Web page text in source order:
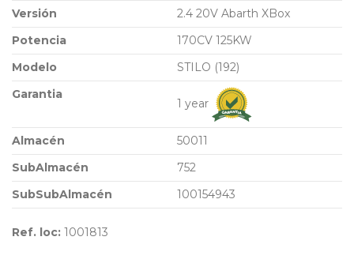
Versión
2.4 20V Abarth XBox
Potencia
170CV 125KW
Modelo
STILO (192)
Garantia
1 year
Almacén
50011
SubAlmacén
752
SubSubAlmacén
100154943
Ref. loc: 1001813